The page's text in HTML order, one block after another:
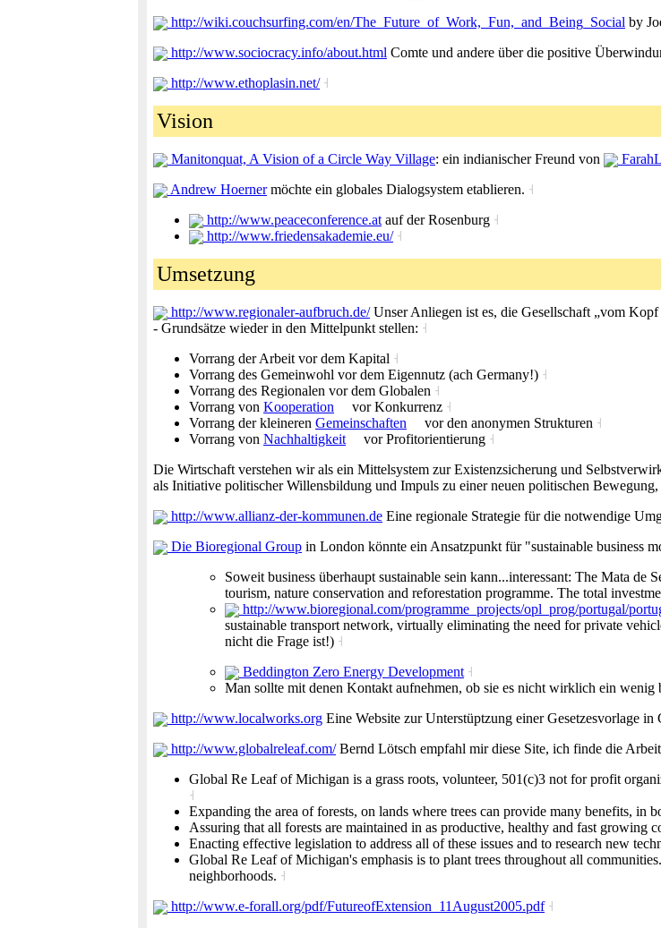
http://wiki.couchsurfing.com/en/The_Future_of_Work,_Fun,_and_Being_Social by
http://www.sociocracy.info/about.html Comte und andere über die positive
http://www.ethoplasin.net/ ˧
Vision
Manitonquat, A Vision of a Circle Way Village: ein indianischer Freund von
Andrew Hoernermöchte ein globales Dialogsystem etablieren. ˧
http://www.peaceconference.at auf der Rosenburg ˧
http://www.friedensakademie.eu/ ˧
Umsetzung
http://www.regionaler-aufbruch.de/Unser Anliegen ist es, die Gesellschaft „vom
- Grundsätze wieder in den Mittelpunkt stellen: ˧
Vorrang der Arbeit vor dem Kapital ˧
Vorrang des Gemeinwohl vor dem Eigennutz (ach Germany!) ˧
Vorrang des Regionalen vor dem Globalen ˧
Vorrang von Kooperation vor Konkurrenz ˧
Vorrang der kleineren Gemeinschaften vor den anonymen Strukturen ˧
Vorrang von Nachhaltigkeit vor Profitorientierung ˧
Die Wirtschaft verstehen wir als ein Mittelsystem zur Existenzsicherung und
als Initiative politischer Willensbildung und Impuls zu einer neuen politischen
http://www.allianz-der-kommunen.de Eine regionale Strategie für die notwendige
Die Bioregional Group in London könnte ein Ansatzpunkt für "sustainable business
Soweit business überhaupt sustainable sein kann...interessant: The Mata
tourism, nature conservation and reforestation programme. The total
http://www.bioregional.com/programme_projects/opl_prog/portugal/
sustainable transport network, virtually eliminating the need for private
nicht die Frage ist!) ˧
Beddington Zero Energy Development ˧
Man sollte mit denen Kontakt aufnehmen, ob sie es nicht wirklich ein
http://www.localworks.org Eine Website zur Unterstüptzung einer Gesetzesvorlage
http://www.globalreleaf.com/Bernd Lötsch empfahl mir diese Site, ich finde die
Global Re Leaf of Michigan is a grass roots, volunteer, 501(c)3 not for profit
˧
Expanding the area of forests, on lands where trees can provide many benefits, in
Assuring that all forests are maintained in as productive, healthy and fast growing
Enacting effective legislation to address all of these issues and to research new
Global Re Leaf of Michigan's emphasis is to plant trees throughout all
neighborhoods. ˧
http://www.e-forall.org/pdf/FutureofExtension_11August2005.pdf ˧